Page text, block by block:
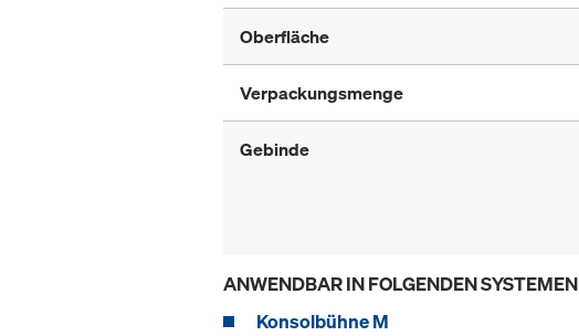
Oberfläche
Verpackungsmenge
Gebinde
ANWENDBAR IN FOLGENDEN SYSTEMEN
Konsolbühne M